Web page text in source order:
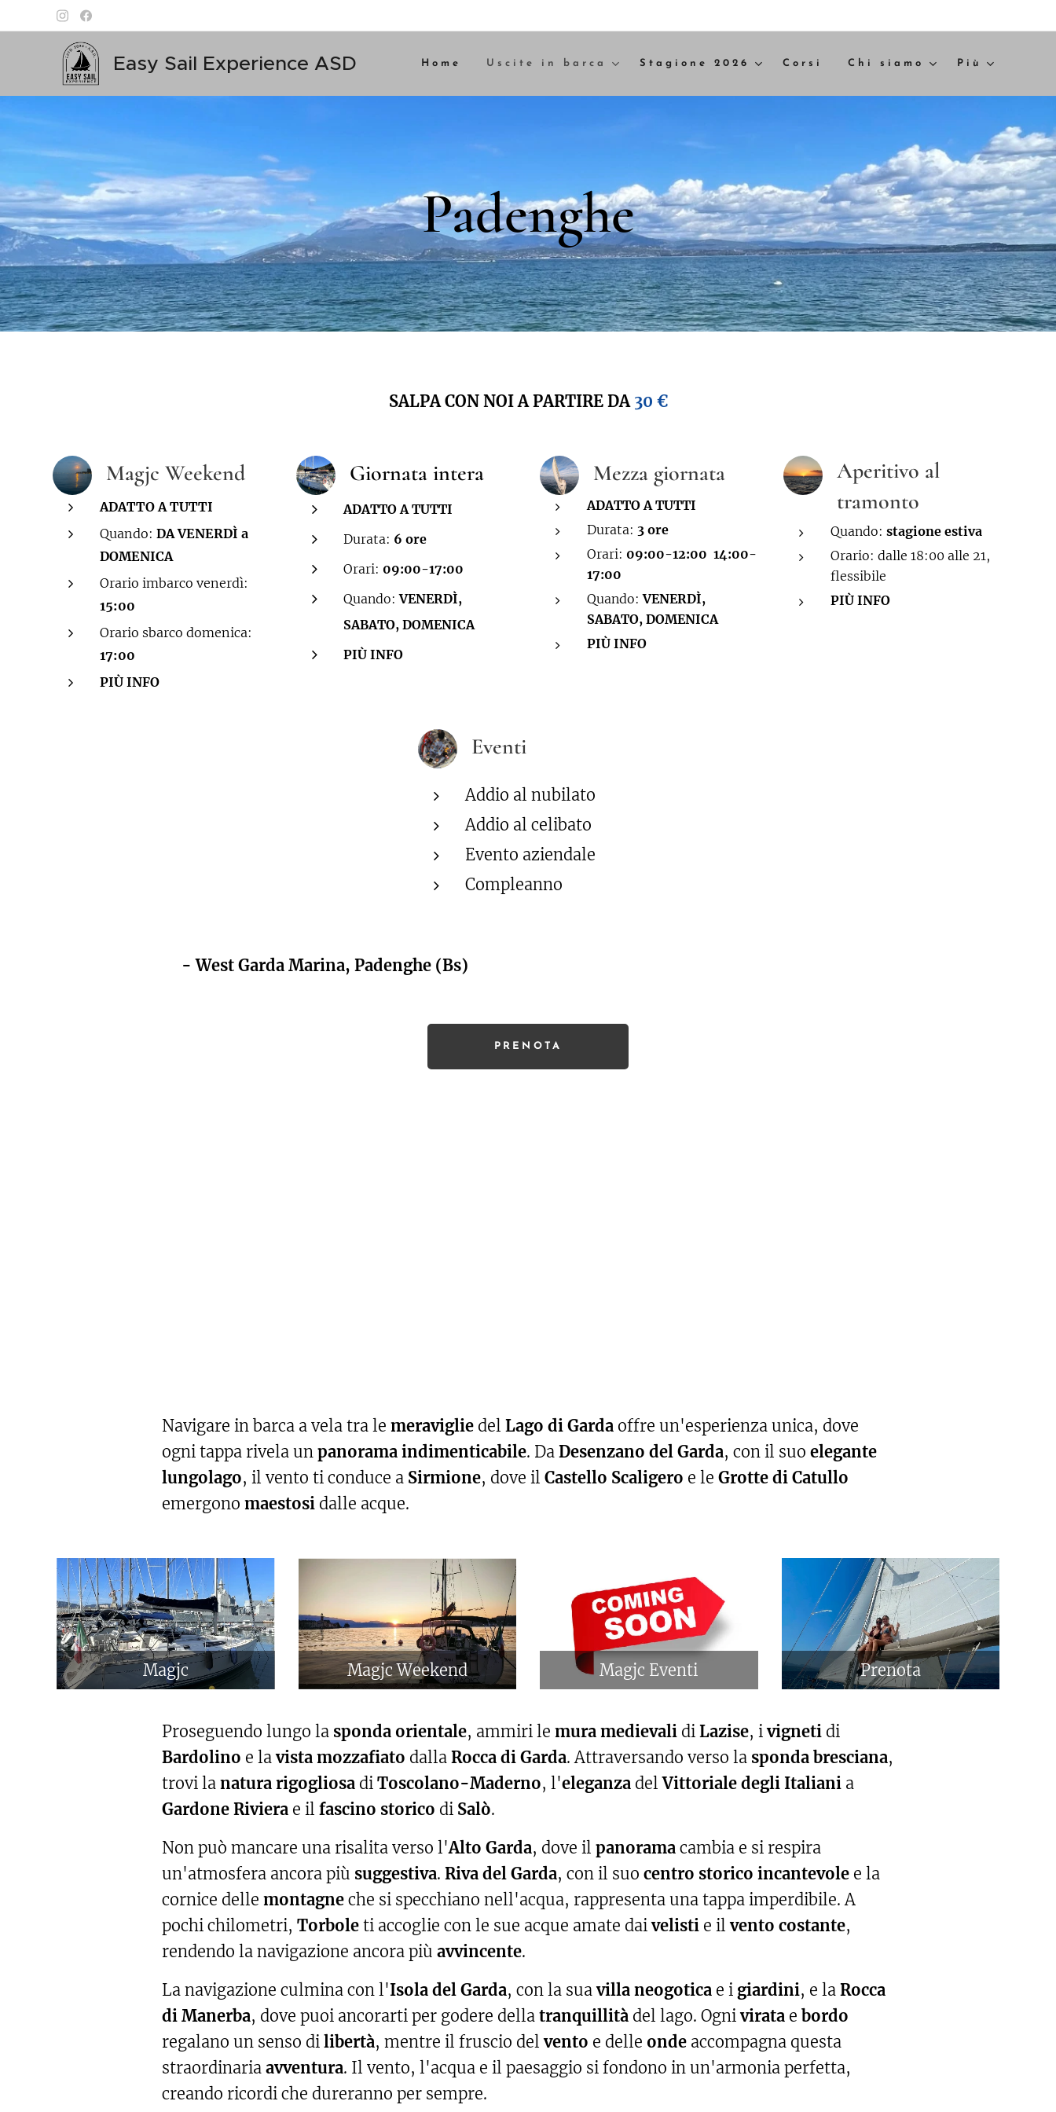
Easy Sail Experience ASD Home Uscite in barca Stagione 2026 Corsi Chi siamo Più
Padenghe
SALPA CON NOI A PARTIRE DA 30 €
Magjc Weekend
ADATTO A TUTTI
Quando: DA VENERDÌ a
DOMENICA
Orario imbarco venerdì:
15:00
Orario sbarco domenica:
17:00
PIÙ INFO
Giornata intera
ADATTO A TUTTI
Durata: 6 ore
Orari: 09:00-17:00
Quando:VENERDÌ,
SABATO, DOMENICA
PIÙ INFO
Mezza giornata
ADATTO A TUTTI
Durata: 3 ore
Orari: 09:00-12:00 14:00-
17:00
Quando:VENERDÌ,
SABATO, DOMENICA
PIÙ INFO
Aperitivo al
tramonto
Quando: stagione estiva
Orario: dalle 18:00 alle 21,
flessibile
PIÙ INFO
Eventi
Addio al nubilato
Addio al celibato
Evento aziendale
Compleanno
📍- West Garda Marina, Padenghe (Bs)
PRENOTA
Navigare in barca a vela tra le meravigliedel Lago di Gardaoffre un'esperienza unica, dove
ogni tappa rivela un panorama indimenticabile. Da Desenzano del Garda, con il suo elegante
lungolago, il vento ti conduce a Sirmione, dove il Castello Scaligero e le Grotte di Catullo
emergono maestosidalle acque.
Magjc Magjc Weekend Magjc Eventi Prenota
Proseguendo lungo la sponda orientale, ammiri le mura medievalidi Lazise, ivignetidi
Bardolino e lavista mozzafiato dalla Rocca di Garda. Attraversando verso la sponda bresciana,
trovi la natura rigogliosadi Toscolano-Maderno, l'eleganzadelVittoriale degli Italiania
Gardone Rivierae il fascino storico di Salò.
Non può mancare una risalita verso l'Alto Garda, dove il panoramacambia e si respira
un'atmosfera ancora più suggestiva. Riva del Garda, con il suo centro storico incantevolee la
cornice delle montagneche si specchiano nell'acqua, rappresenta una tappa imperdibile. A
pochi chilometri, Torboleti accoglie con le sue acque amate daivelistie ilvento costante,
rendendo la navigazione ancora più avvincente.
La navigazione culmina con l'Isola del Garda, con la suavilla neogoticae i giardini, e la Rocca
di Manerba, dove puoi ancorarti per godere della tranquillitàdel lago. Ogniviratae bordo
regalano un senso di libertà, mentre il fruscio delvento e delle ondeaccompagna questa
straordinaria avventura. Il vento, l'acqua e il paesaggio si fondono in un'armonia perfetta,
creando ricordi che dureranno per sempre. ⛵✨